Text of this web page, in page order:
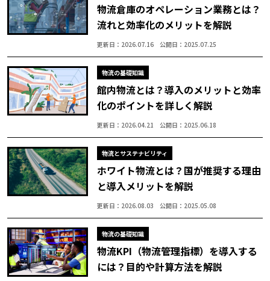
物流倉庫のオペレーション業務とは？
流れと効率化のメリットを解説
更新日：2026.07.16 公開日：2025.07.25
物流の基礎知識
館内物流とは？導入のメリットと効率
化のポイントを詳しく解説
更新日：2026.04.21 公開日：2025.06.18
物流とサステナビリティ
ホワイト物流とは？国が推奨する理由
と導入メリットを解説
更新日：2026.08.03 公開日：2025.05.08
物流の基礎知識
物流KPI（物流管理指標）を導入する
には？目的や計算方法を解説